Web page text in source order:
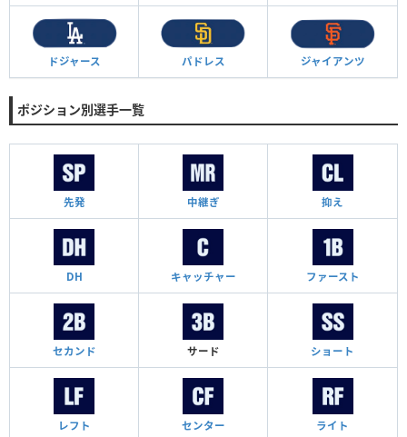
ドジャース パドレス ジャイアンツ
ポジション別選手一覧
先発 中継ぎ 抑え
DH キャッチャー ファースト
セカンド サード ショート
レフト センター ライト